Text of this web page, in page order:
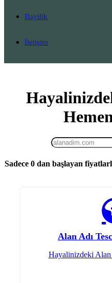
Bayilik
İletişim
Sadece 0dan başlayan
Alan Adı
Hayalinizdeki Alan